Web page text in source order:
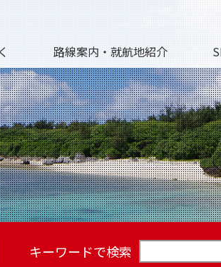
路線案内・就航地紹介
キーワードで検索